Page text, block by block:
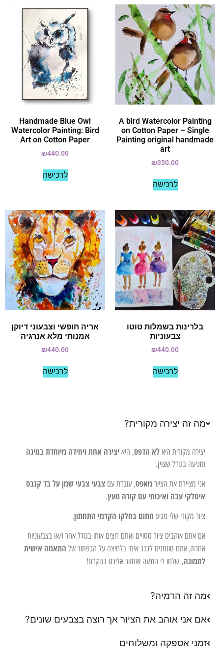
A bird Watercolor Painting
on Cotton Paper – Single
Painting original handmade
art
₪350.00
לרכישה
Handmade Blue Owl
Watercolor Painting: Bird
Art on Cotton Paper
₪440.00
לרכישה
בלרינות בשמלות טוטו
צבעוניות
₪440.00
לרכישה
אריה חופשי וצבעוני דיוקן
אמנותי מלא אנרגיה
₪440.00
לרכישה
מה זה יצירה מקורית?
יצירה מקורית היא לא הדפס, היא יצירה אחת ויחידה מיוחדת במינה
ומגיעה בגודל שצוין.
אני מציירת את הציור מאפס, עובדת עם צבעי צבעי שמן על בד קנבס
איטלקי עבה ואיכותי עם קורה מעץ.
ציור מקורי שלי מגיע חתום בחלקו הקדמי התחתון.
אם אתם אוהבים ציור מסויים ואתם רוצים אותו בגודל אחר ו/או בצבעוניות
אחרת, אתם מוזמנים לדבר איתי בלחיצה על הכפתור של התאמה אישית
לתמונה, שלחו לי הודעה ואחזור אליכם בהקדם!
מה זה הדמיה?
אם אני אוהב את הציור אך רוצה בצבעים שונים?
זמני אספקה ומשלוחים